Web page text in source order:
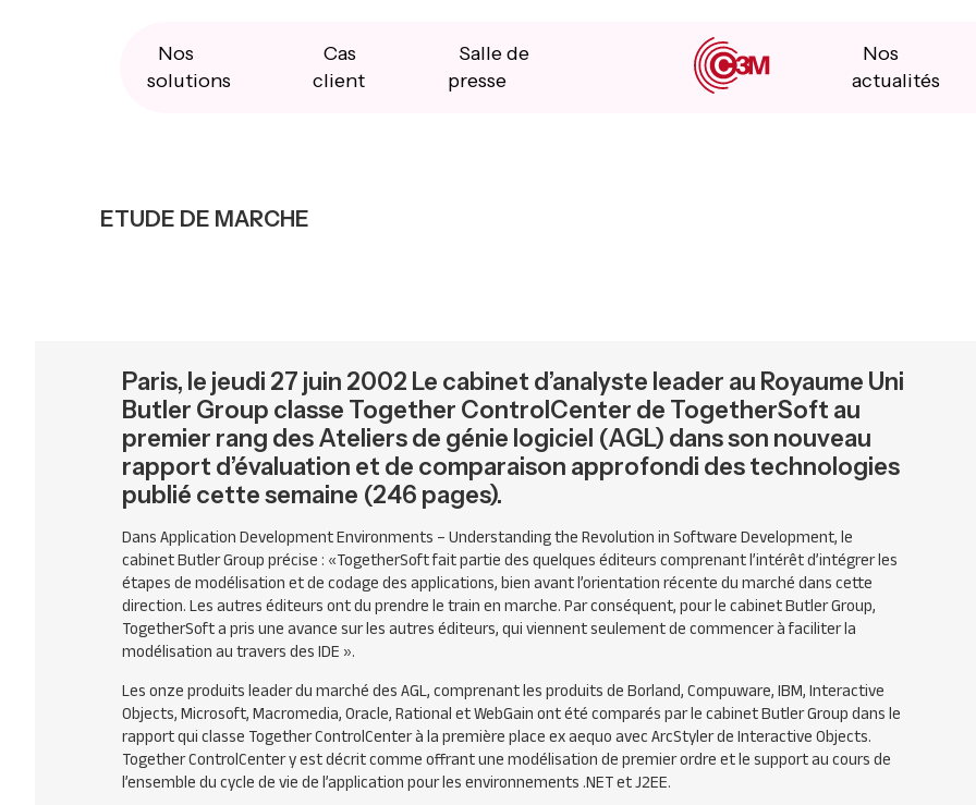
Nos
solutions
Cas
client
Salle de
presse
Nos
actualités
ETUDE DE MARCHE
Paris, le jeudi 27 juin 2002 Le cabinet d’analyste leader au Royaume Uni
Butler Group classe Together ControlCenter de TogetherSoft au
premier rang des Ateliers de génie logiciel (AGL) dans son nouveau
rapport d’évaluation et de comparaison approfondi des technologies
publié cette semaine (246 pages).
Dans Application Development Environments – Understanding the Revolution in Software Development, le
cabinet Butler Group précise :«TogetherSoft fait partie des quelques éditeurs comprenant l’intérêt d’intégrer les
étapes de modélisation et de codage des applications, bien avant l’orientation récente du marché dans cette
direction. Les autres éditeurs ont du prendre le train en marche. Par conséquent, pour le cabinet Butler Group,
TogetherSoft a pris une avance sur les autres éditeurs, qui viennent seulement de commencer à faciliter la
modélisation au travers des IDE ».
Les onze produits leader du marché des AGL, comprenant les produits de Borland, Compuware, IBM, Interactive
Objects, Microsoft, Macromedia, Oracle, Rational et WebGain ont été comparés par le cabinet Butler Group dans le
rapport qui classe Together ControlCenter à la première place ex aequo avec ArcStyler de Interactive Objects.
Together ControlCenter y est décrit comme offrant une modélisation de premier ordre et le support au cours de
l’ensemble du cycle de vie de l’application pour les environnements .NET et J2EE.